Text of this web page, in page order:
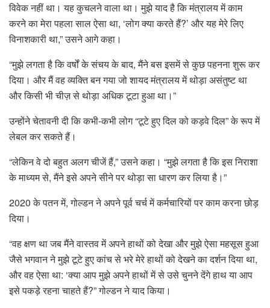
विवेक नहीं था। यह कुचलने वाला था। मुझे याद है कि मंत्रालय में काम
करने का मेरा पहला साल ऐसा था, ‘लोग क्या करते हैं?’ और यह मेरे लिए
विनाशकारी था,” उसने आगे कहा।
“मुझे लगता है कि वर्षों के संचय के बाद, मैंने बस इसमें से कुछ पहनना शुरू कर
दिया। और मैं वह व्यक्ति बन गया जो शायद मंत्रालय में थोड़ा असंतुष्ट था
और किसी भी चीज़ से थोड़ा अधिक टूटा हुआ था।”
उन्होंने चेतावनी दी कि कभी-कभी लोग “टूटे हुए दिल को कड़वे दिल” के रूप में
लेबल कर सकते हैं।
“लेकिन वे दो बहुत अलग चीजें हैं,” उसने कहा। “मुझे लगता है कि इस निराशा
के माध्यम से, मैंने इसे अपने सीने पर थोड़ा सा धारण कर लिया है।”
2020 के पतन में, गोल्डन ने अपने पूर्व चर्च में कर्मचारियों पर काम करना छोड़
दिया।
“वह क्षण था जब मैंने वास्तव में अपने हाथों को देखा और मुझे ऐसा महसूस हुआ
जैसे भगवान ने मुझे टूटे हुए कांच से भरे मेरे हाथों को देखने का दर्शन दिया था,
और वह ऐसा था: ‘क्या आप मुझे अपने हाथों में से उसे चुनने देंगे हाथ या आप
इसे पकड़े रहना चाहते हैं?” गोल्डन ने याद किया।